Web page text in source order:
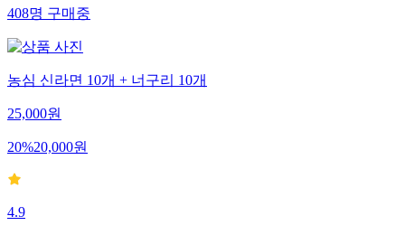
408명구매중
농심 신라면 10개 + 너구리 10개
25,000원
20%20,000원
4.9